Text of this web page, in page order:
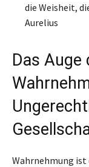
die Weisheit,
Aurelius
Das Auge
Wahrnehmung